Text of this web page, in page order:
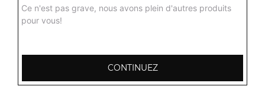
53000 Laval
Mentions légales
Ce n'est pas grave, nous avons plein d'autres produits
pour vous!
CONTINUEZ